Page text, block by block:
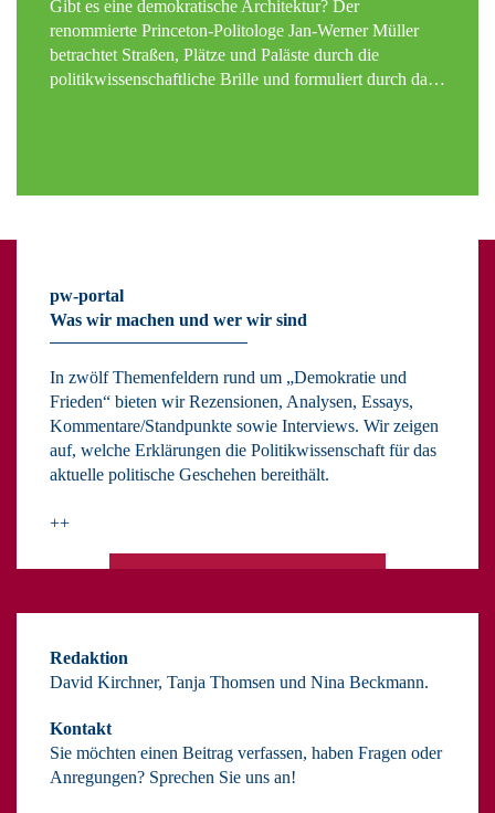
Gibt es eine demokratische Architektur? Der
renommierte Princeton-Politologe Jan-Werner Müller
betrachtet Straßen, Plätze und Paläste durch die
politikwissenschaftliche Brille und formuliert durch da…
pw-portal
Was wir machen und wer wir sind
In zwölf Themenfeldern rund um „Demokratie und
Frieden“ bieten wir Rezensionen, Analysen, Essays,
Kommentare/Standpunkte sowie Interviews. Wir zeigen
auf, welche Erklärungen die Politikwissenschaft für das
aktuelle politische Geschehen bereithält.
++
Redaktion
David Kirchner, Tanja Thomsen und Nina Beckmann.
Kontakt
Sie möchten einen Beitrag verfassen, haben Fragen oder
Anregungen? Sprechen Sie uns an!